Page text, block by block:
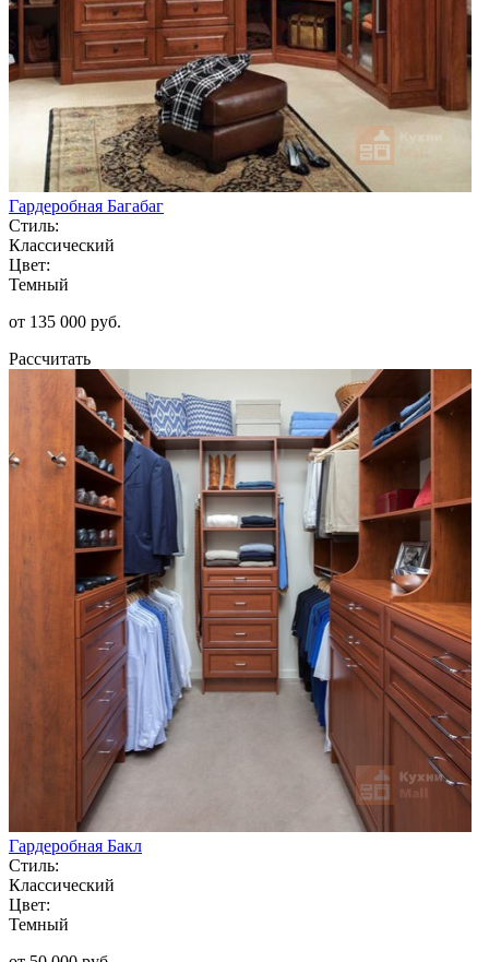
Гардеробная Багабаг
Стиль:
Классический
Цвет:
Темный
от 135 000 руб.
Рассчитать
Гардеробная Бакл
Стиль:
Классический
Цвет:
Темный